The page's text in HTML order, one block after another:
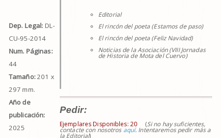
Dep. Legal: DL-
CU-95-2014
Num. Páginas:
44
Tamaño:201 x
297 mm.
Año de
publicación:
2025
Editorial
El rincón del poeta (Estamos de paso)
El rincón del poeta (Feliz Navidad)
Noticias de la Asociación (VIII Jornadas
de Historia de Mota del Cuervo)
Pedir:
Ejemplares Disponibles: 20 (Si no hay suficientes,
contacte con nosotros aquí. Intentaremos pedir más a
la Editorial)